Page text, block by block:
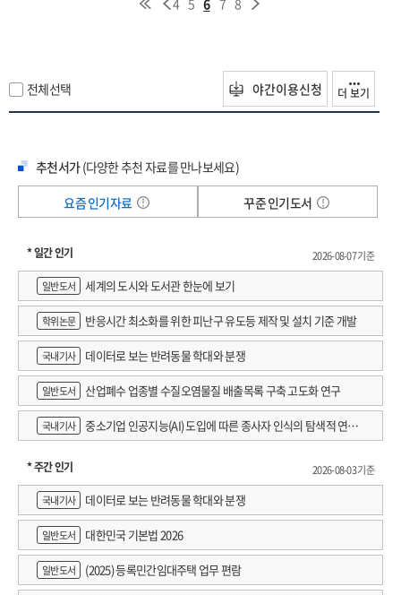
4 5 6 7 8
전체선택 야간이용신청 더 보기
추천서가(다양한 추천 자료를 만나보세요)
요즘 인기자료
꾸준 인기도서
* 일간 인기
2026-08-07 기준
일반도서
세계의 도시와 도서관 한눈에 보기
학위논문 반응시간 최소화를 위한 피난구 유도등 제작 및 설치 기준 개발
국내기사 데이터로 보는 반려동물 학대와 분쟁
일반도서 산업폐수 업종별 수질오염물질 배출목록 구축 고도화 연구
국내기사
중소기업 인공지능(AI) 도입에 따른 종사자 인식의 탐색적 연구 :
* 주간 인기
2026-08-03 기준
국내기사
데이터로 보는 반려동물 학대와 분쟁
일반도서 대한민국 기본법 2026
일반도서 (2025) 등록민간임대주택 업무 편람